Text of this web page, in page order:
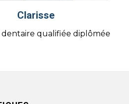
Clarisse
dentaire qualifiée diplômée